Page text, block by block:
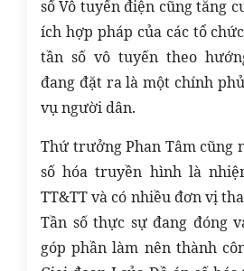
số Vô tuyến điện cũng tăng
ích hợp pháp của các tổ
tần số vô tuyến theo
đang đặt ra là một chính
vụ người dân.
Thứ trưởng Phan Tâm cũng
số hóa truyền hình là
TT&TT và có nhiều đơn vị
Tần số thực sự đang đóng
góp phần làm nên thành